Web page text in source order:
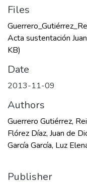
Files
Acta sustentación
KB)
Date
2013-11-09
Authors
Guerrero Gutiérrez,
Flórez Díaz, Juan de
García García, Luz
Publisher